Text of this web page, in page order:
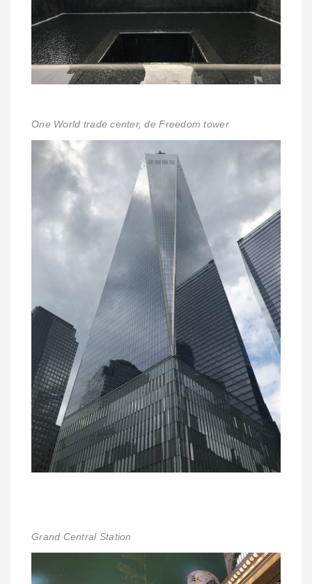
One World trade center, de Freedom tower
Grand Central Station